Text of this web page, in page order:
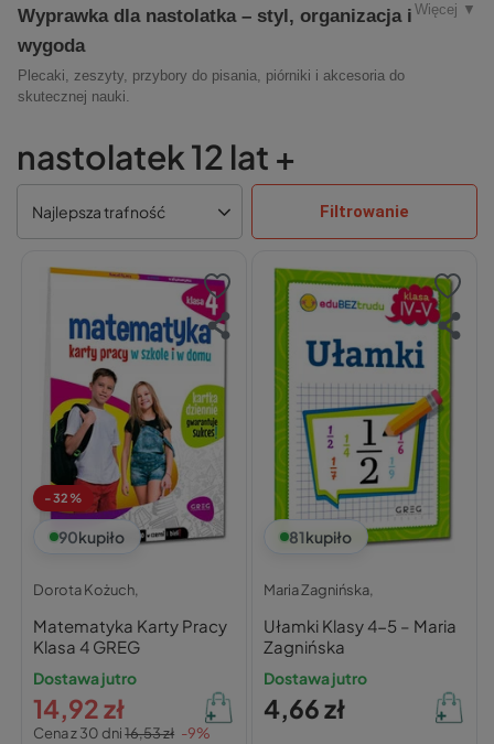
Wyprawka dla nastolatka – styl, organizacja i
wygoda
Plecaki, zeszyty, przybory do pisania, piórniki i akcesoria do
skutecznej nauki.
Więcej ▼
nastolatek 12 lat +
Najlepsza trafność Filtrowanie
-32%
90kupiło
Dorota Kożuch,
Matematyka Karty Pracy
Klasa 4 GREG
Dostawa jutro
Cena z 30 dni16,53 zł -9%
14,92 zł
81kupiło
Maria Zagnińska,
Ułamki Klasy 4-5 – Maria
Zagnińska
Dostawa jutro
4,66 zł